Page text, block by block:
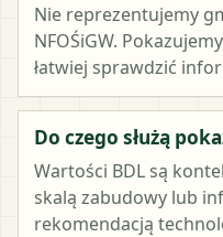
Nie reprezentujemy
NFOŚiGW.
łatwiej sprawdzić
Do czego służą
Wartości BDL są
skalą zabudowy lub
rekomendacją